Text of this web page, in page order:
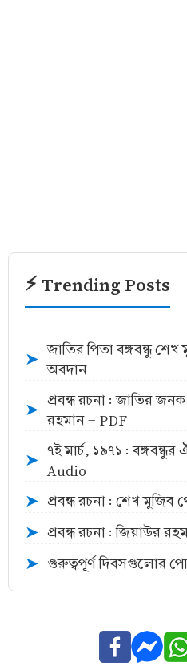
⚡ Trending Posts
➤
জাতির পিতা বঙ্গবন্ধু
অবদান
➤
প্রবন্ধ রচনা : জাতির
রহমান - PDF
➤
৭ই মার্চ, ১৯৭১ :
Audio
➤ প্রবন্ধ রচনা : শেখ মুজিব
➤ প্রবন্ধ রচনা : জিয়াউর
➤ গুরুত্বপূর্ণ দিবসগুলোর